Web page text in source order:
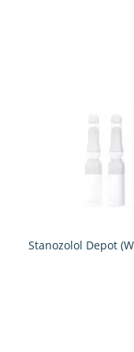
Stanozolol Depot